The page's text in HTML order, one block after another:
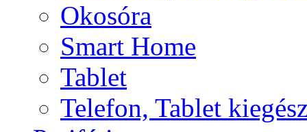
Okosóra
Smart Home
Tablet
Telefon, Tablet